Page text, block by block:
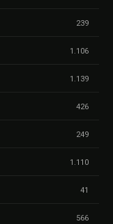
239
1.106
1.139
426
249
1.110
41
566